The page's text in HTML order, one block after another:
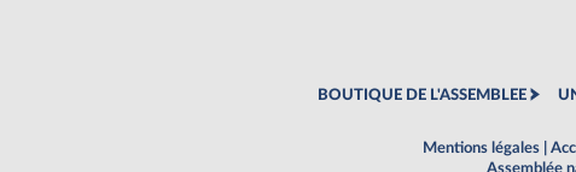
BOUTIQUE DE L'ASSEMBLEE
Mentions légales
Assemblée